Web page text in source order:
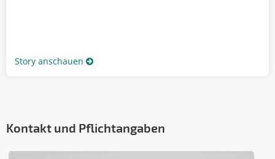
Story anschauen
Kontakt und Pflichtangaben